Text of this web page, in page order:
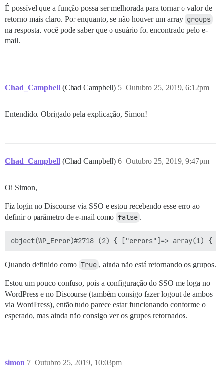
É possível que a função possa ser melhorada para tornar o valor de
retorno mais claro. Por enquanto, se não houver um array groups
na resposta, você pode saber que o usuário foi encontrado pelo e-
mail.
Chad_Campbell (Chad Campbell) Outubro 25, 2019, 6:12pm
5
Entendido. Obrigado pela explicação, Simon!
Chad_Campbell (Chad Campbell) Outubro 25, 2019, 9:47pm
6
Oi Simon,
Fiz login no Discourse via SSO e estou recebendo esse erro ao
definir o parâmetro de e-mail como false .
Quando definido como True , ainda não está retornando os grupos.
Estou um pouco confuso, pois a configuração do SSO me loga no
WordPress e no Discourse (também consigo fazer logout de ambos
via WordPress), então tudo parece estar funcionando conforme o
esperado, mas ainda não consigo ver os grupos retornados.
simon Outubro 25, 2019, 10:03pm
7